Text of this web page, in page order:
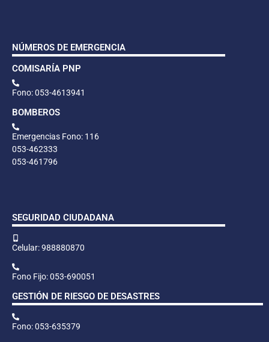
NÚMEROS DE EMERGENCIA
COMISARÍA PNP
Fono: 053-4613941
BOMBEROS
Emergencias Fono: 116
053-462333
053-461796
SEGURIDAD CIUDADANA
Celular: 988880870
Fono Fijo: 053-690051
GESTIÓN DE RIESGO DE DESASTRES
Fono: 053-635379